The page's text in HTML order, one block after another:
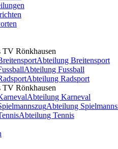
TV Rönkhausen
Abteilung Breitensport
Abteilung Fussball
Abteilung Radsport
TV Rönkhausen
Abteilung Karneval
Abteilung
Abteilung Tennis